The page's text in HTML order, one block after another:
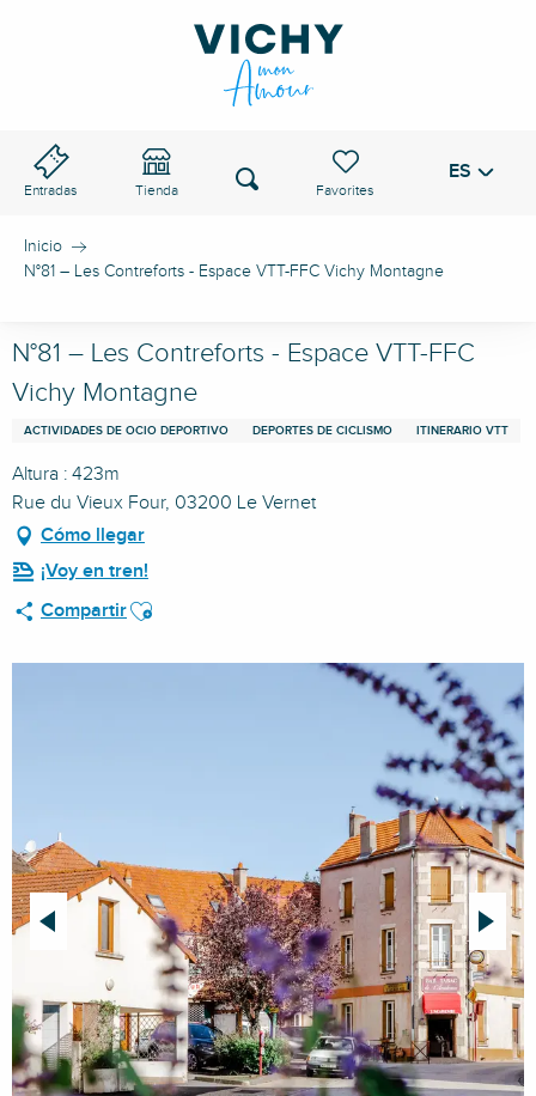
Entradas Tienda
Voir les favoris
Buscar ES
Inicio
N°81 – Les Contreforts - Espace VTT-FFC Vichy Montagne
N°81 – Les Contreforts - Espace VTT-FFC
Vichy Montagne
ACTIVIDADES DE OCIO DEPORTIVO DEPORTES DE CICLISMO ITINERARIO VTT
Altura : 423m
Rue du Vieux Four, 03200 Le Vernet
Cómo llegar
¡Voy en tren!
CompartirAjouter aux favoris